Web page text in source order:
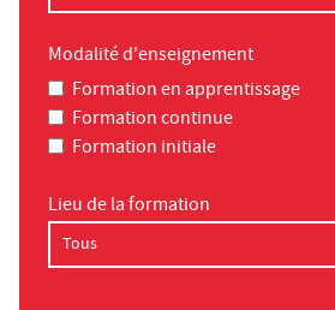
Modalité d'enseignement
Formation en apprentissage
Formation continue
Formation initiale
Lieu de la formation